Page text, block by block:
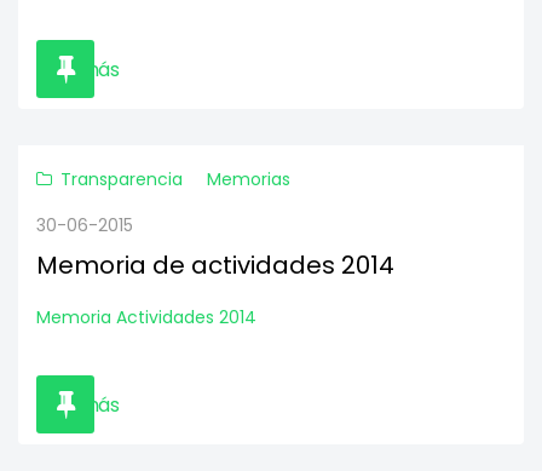
Leer más
Transparencia
Memorias
30-06-2015
Memoria de actividades 2014
Memoria Actividades 2014
Leer más